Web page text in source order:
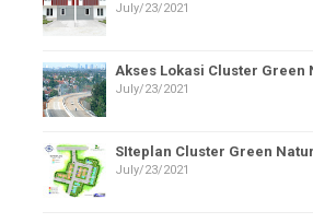
July/23/2021
Akses Lokasi Cluster Green
July/23/2021
SIteplan Cluster Green
July/23/2021